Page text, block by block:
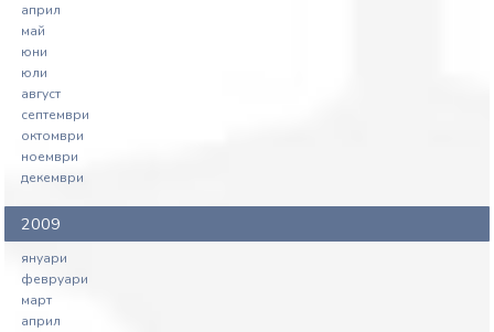
април
май
юни
юли
август
септември
октомври
ноември
декември
2009
януари
февруари
март
април